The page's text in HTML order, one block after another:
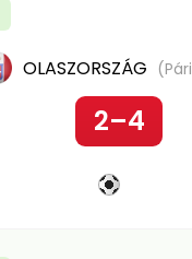
OLASZORSZÁG
2–4